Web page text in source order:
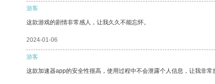
游客
这款游戏的剧情非常感人，让我久久不能忘怀。
2024-01-06
游客
这款加速器app的安全性很高，使用过程中不会泄露个人信息，让我非常